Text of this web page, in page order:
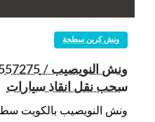
ونش كرين سطحة
سحب نقل انقاذ سيارات
ونش النويصيب بالكويت